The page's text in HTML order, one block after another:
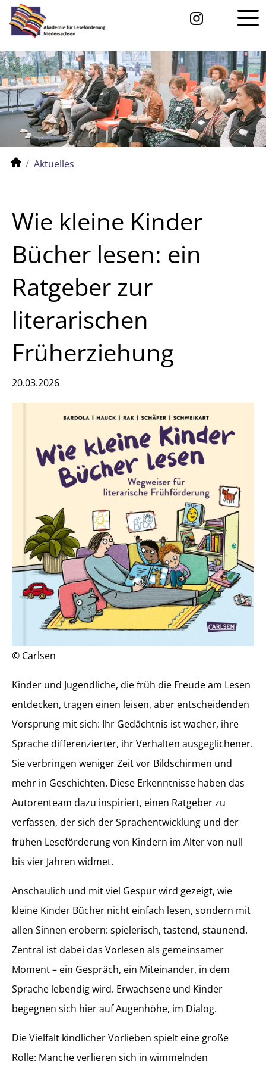
Aktuelles
Wie kleine Kinder
Bücher lesen: ein
Ratgeber zur
literarischen
Früherziehung
20.03.2026
© Carlsen
Kinder und Jugendliche, die früh die Freude am Lesen
entdecken, tragen einen leisen, aber entscheidenden
Vorsprung mit sich: Ihr Gedächtnis ist wacher, ihre
Sprache differenzierter, ihr Verhalten ausgeglichener.
Sie verbringen weniger Zeit vor Bildschirmen und
mehr in Geschichten. Diese Erkenntnisse haben das
Autorenteam dazu inspiriert, einen Ratgeber zu
verfassen, der sich der Sprachentwicklung und der
frühen Leseförderung von Kindern im Alter von null
bis vier Jahren widmet.
Anschaulich und mit viel Gespür wird gezeigt, wie
kleine Kinder Bücher nicht einfach lesen, sondern mit
allen Sinnen erobern: spielerisch, tastend, staunend.
Zentral ist dabei das Vorlesen als gemeinsamer
Moment – ein Gespräch, ein Miteinander, in dem
Sprache lebendig wird. Erwachsene und Kinder
begegnen sich hier auf Augenhöhe, im Dialog.
Die Vielfalt kindlicher Vorlieben spielt eine große
Rolle: Manche verlieren sich in wimmelnden